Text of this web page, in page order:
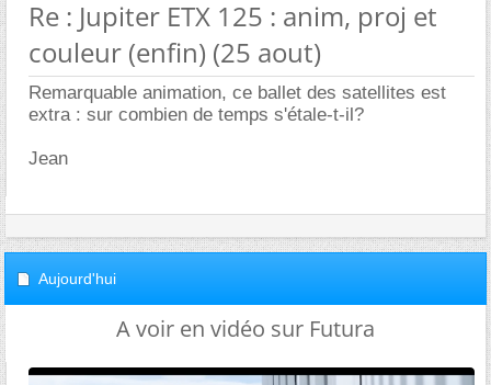
Re : Jupiter ETX 125 : anim, proj et
couleur (enfin) (25 aout)
Remarquable animation, ce ballet des satellites est
extra : sur combien de temps s'étale-t-il?
Jean
Aujourd'hui
A voir en vidéo sur Futura